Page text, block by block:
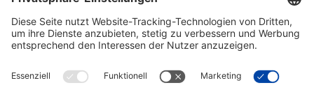
Consent Management
Platform